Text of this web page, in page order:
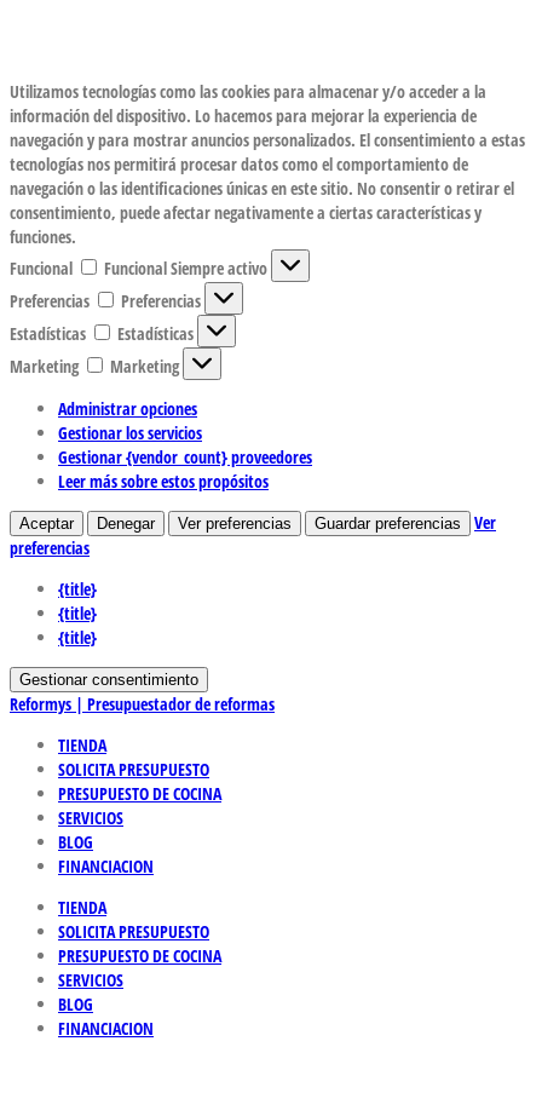
Utilizamos tecnologías como las cookies para almacenar y/o acceder a la
información del dispositivo. Lo hacemos para mejorar la experiencia de
navegación y para mostrar anuncios personalizados. El consentimiento a estas
tecnologías nos permitirá procesar datos como el comportamiento de
navegación o las identificaciones únicas en este sitio. No consentir o retirar el
consentimiento, puede afectar negativamente a ciertas características y
funciones.
Funcional
FuncionalSiempre activo
Preferencias
Preferencias
Estadísticas
Estadísticas
Marketing
Marketing
Administrar opciones
Gestionar los servicios
Gestionar {vendor_count} proveedores
Leer más sobre estos propósitos
Aceptar Denegar Ver preferencias Guardar preferencias
Ver
preferencias
{title}
{title}
{title}
Gestionar consentimiento
Reformys | Presupuestador de reformas
TIENDA
SOLICITA PRESUPUESTO
PRESUPUESTO DE COCINA
SERVICIOS
BLOG
FINANCIACION
TIENDA
SOLICITA PRESUPUESTO
PRESUPUESTO DE COCINA
SERVICIOS
BLOG
FINANCIACION